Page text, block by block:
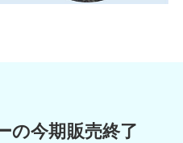
の今期販売終了